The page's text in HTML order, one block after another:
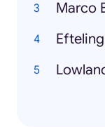
Marco
Efteling